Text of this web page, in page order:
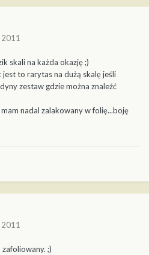
2011
skali na każda okazję ;)
to rarytas na dużą skalę jeśli
zestaw gdzie można znaleźć
nadal zalakowany w folię...boję
2011
;)